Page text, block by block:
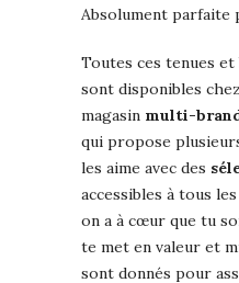
Absolument parfaite
Toutes ces tenues et
sont disponibles chez
magasin multi-
qui propose
les aime avec des
accessibles à tous
on a à cœur que tu
te met en valeur et
sont donnés pour